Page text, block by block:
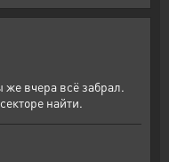
вчера всё забрал.
найти.